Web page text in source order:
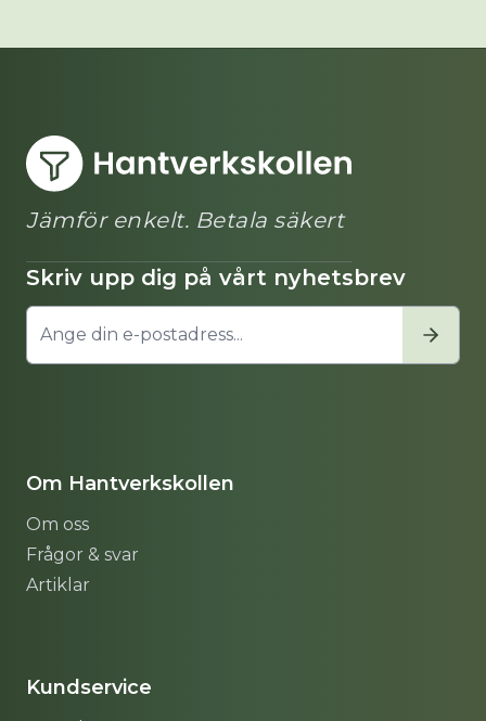
Jämför enkelt. Betala säkert
Skriv upp dig på vårt nyhetsbrev
Om Hantverkskollen
Om oss
Frågor & svar
Artiklar
Kundservice